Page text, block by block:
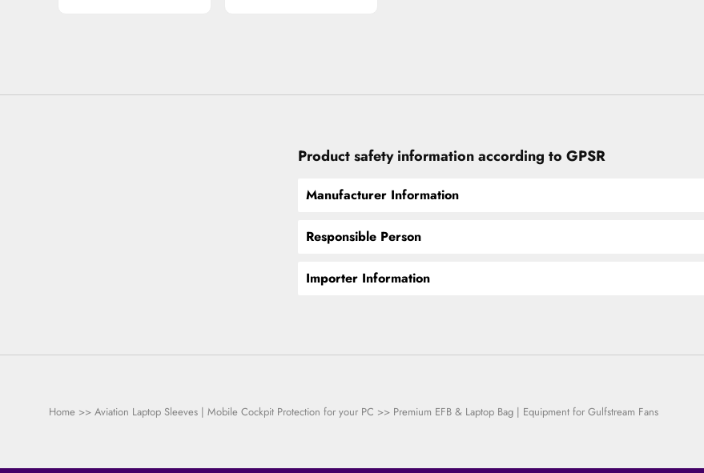
Product safety information according to GPSR
Manufacturer Information
Responsible Person
Importer Information
Home >> Aviation Laptop Sleeves | Mobile Cockpit Protection for your PC >> Premium EFB & Laptop Bag | Equipment for Gulfstream Fans